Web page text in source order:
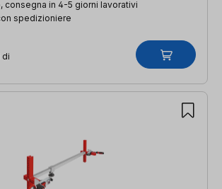
consegna in 4-5 giorni lavorativi
spedizioniere
di